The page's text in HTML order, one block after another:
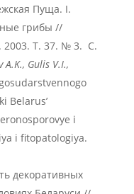
Пуща. I.
грибы //
2003. Т. 37. № 3. С.
A.K., GulisV.I.,
Belarus’
i
i fitopatologiya.
декоративных